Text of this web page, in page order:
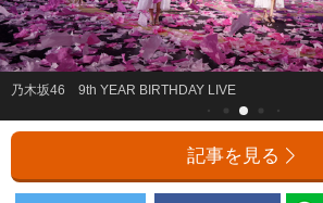
乃木坂46 9th YEAR BIRTHDAY LIVE
記事を見る